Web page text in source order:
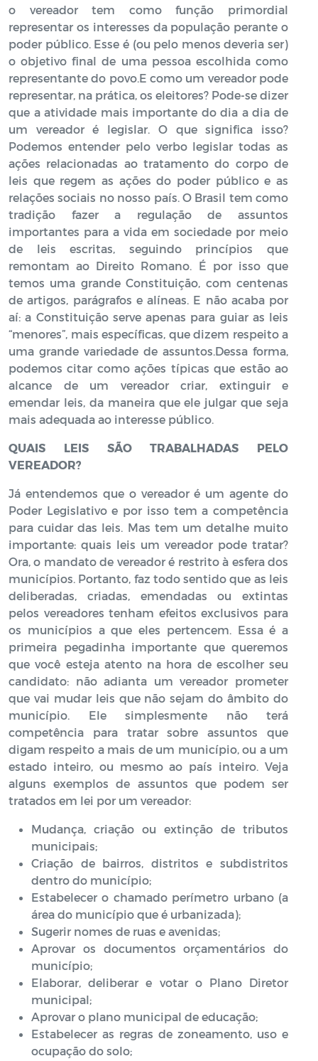
o vereador tem como função primordial
representar os interesses da população perante o
poder público. Esse é (ou pelo menos deveria ser)
o objetivo final de uma pessoa escolhida como
representante do povo.E como um vereador pode
representar, na prática, os eleitores? Pode-se dizer
que a atividade mais importante do dia a dia de
um vereador é legislar. O que significa isso?
Podemos entender pelo verbo legislar todas as
ações relacionadas ao tratamento do corpo de
leis que regem as ações do poder público e as
relações sociais no nosso país. O Brasil tem como
tradição fazer a regulação de assuntos
importantes para a vida em sociedade por meio
de leis escritas, seguindo princípios que
remontam ao Direito Romano. É por isso que
temos uma grande Constituição, com centenas
de artigos, parágrafos e alíneas. E não acaba por
aí: a Constituição serve apenas para guiar as leis
“menores”, mais específicas, que dizem respeito a
uma grande variedade de assuntos.Dessa forma,
podemos citar como ações típicas que estão ao
alcance de um vereador criar, extinguir e
emendar leis, da maneira que ele julgar que seja
mais adequada ao interesse público.
QUAIS LEIS SÃO TRABALHADAS PELO
VEREADOR?
Já entendemos que o vereador é um agente do
Poder Legislativo e por isso tem a competência
para cuidar das leis. Mas tem um detalhe muito
importante: quais leis um vereador pode tratar?
Ora, o mandato de vereador é restrito à esfera dos
municípios. Portanto, faz todo sentido que as leis
deliberadas, criadas, emendadas ou extintas
pelos vereadores tenham efeitos exclusivos para
os municípios a que eles pertencem. Essa é a
primeira pegadinha importante que queremos
que você esteja atento na hora de escolher seu
candidato: não adianta um vereador prometer
que vai mudar leis que não sejam do âmbito do
município. Ele simplesmente não terá
competência para tratar sobre assuntos que
digam respeito a mais de um município, ou a um
estado inteiro, ou mesmo ao país inteiro. Veja
alguns exemplos de assuntos que podem ser
tratados em lei por um vereador:
Mudança, criação ou extinção de tributos
municipais;
Criação de bairros, distritos e subdistritos
dentro do município;
Estabelecer o chamado perímetro urbano (a
área do município que é urbanizada);
Sugerir nomes de ruas e avenidas;
Aprovar os documentos orçamentários do
município;
Elaborar, deliberar e votar o Plano Diretor
municipal;
Aprovar o plano municipal de educação;
Estabelecer as regras de zoneamento, uso e
ocupação do solo;